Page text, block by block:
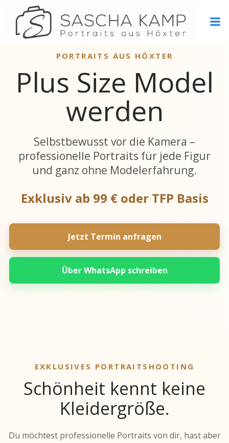
Inhalt
springen
PORTRAITS AUS HÖXTER
Plus Size Model
werden
Selbstbewusst vor die Kamera –
professionelle Portraits für jede Figur
und ganz ohne Modelerfahrung.
Exklusiv ab 99 € oder TFP Basis
Jetzt Termin anfragen
Über WhatsApp schreiben
EXKLUSIVES PORTRAITSHOOTING
Schönheit kennt keine
Kleidergröße.
Du möchtest professionelle Portraits von dir, hast aber